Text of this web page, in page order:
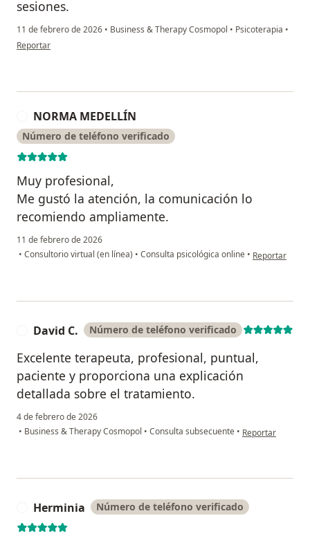
sesiones.
11 de febrero de 2026 • Business & Therapy Cosmopol • Psicoterapia •
en opinión del usuario Barbara F.
Reportar
NORMA MEDELLÍN
Número de teléfono verificado
Muy profesional,
Me gustó la atención, la comunicación lo
recomiendo ampliamente.
11 de febrero de 2026
• Consultorio virtual (en línea) • Consulta psicológica online • en opinión del
Reportar
David C. Número de teléfono verificado
Excelente terapeuta, profesional, puntual,
paciente y proporciona una explicación
detallada sobre el tratamiento.
4 de febrero de 2026
• Business & Therapy Cosmopol • Consulta subsecuente • en opinión del
Reportar
Herminia Número de teléfono verificado